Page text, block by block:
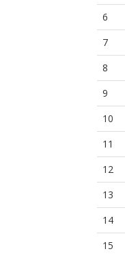
6
7
8
9
10
11
12
13
14
15